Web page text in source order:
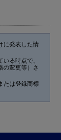
に発表した情
る時点で、
の変更等）さ
たは登録商標